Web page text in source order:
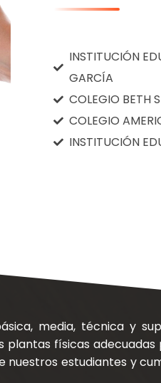
INSTITUCIÓN
GARCÍA
COLEGIO BETH
COLEGIO
INSTITUCIÓN
media, técnica y
físicas
estudiantes y